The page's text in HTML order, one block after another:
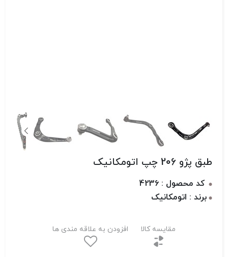
طبق پژو 206 چپ اتومکانیک
کد محصول : 4236
برند : اتومکانیک
مقایسه کالا افزودن به علاقه مندی ها